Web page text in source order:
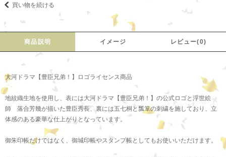
買い物を続ける
商品説明 イメージ レビュー(0)
大河ドラマ【豊臣兄弟！】ロゴライセンス商品
地紋織生地を使用し、表には大河ドラマ【豊臣兄弟！】の公式ロゴと浮世絵
師 落合芳幾が描いた豊臣秀長、裏には五七桐と瓢箪の刺繍を施しており、立
体感のある豪華な仕上がりとなっています。
御朱印帳だけではなく、御城印帳やスタンプ帳としてもお使いいただけます。